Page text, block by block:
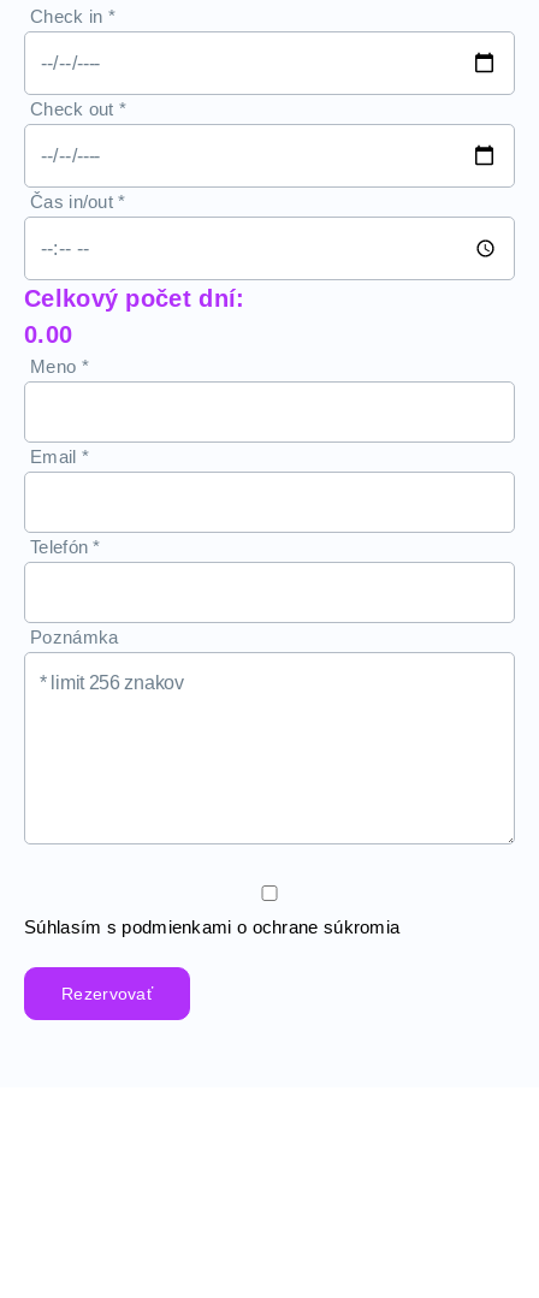
Check in *
Check out*
Čas in/out*
Celkový počet dní:
0.00
Meno *
Email *
Telefón*
Poznámka
Súhlasím s podmienkami o ochrane súkromia
Rezervovať